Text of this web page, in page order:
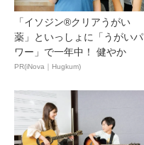
「イソジン®クリアうがい
薬」といっしょに「うがいパ
ワー」で一年中！ 健やか
PR(iNova｜Hugkum)